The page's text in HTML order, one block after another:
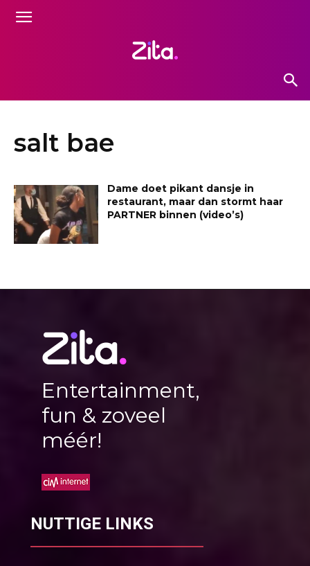
salt bae
Dame doet pikant dansje in
restaurant, maar dan stormt haar
PARTNER binnen (video’s)
Entertainment,
fun & zoveel
méér!
NUTTIGE LINKS